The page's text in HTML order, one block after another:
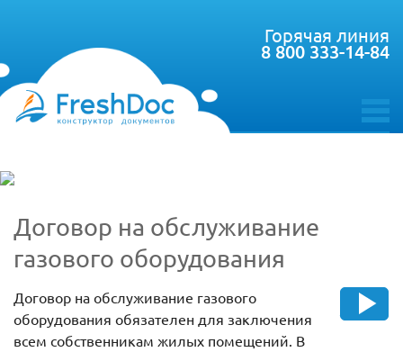
toggle
Горячая линия
8 800 333-14-84
Договор на обслуживание
газового оборудования
Договор на обслуживание газового
оборудования обязателен для заключения
всем собственникам жилых помещений. В